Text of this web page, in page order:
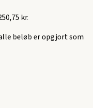
kr.
beløb er opgjort som